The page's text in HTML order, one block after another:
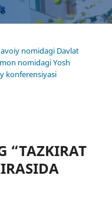
nomidagi Davlat
nomidagi Yosh
konferensiyasi
“TAZKIRAT